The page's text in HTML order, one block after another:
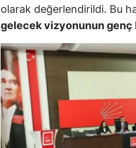
olarak değerlendirildi. Bu
gelecek vizyonunun genç